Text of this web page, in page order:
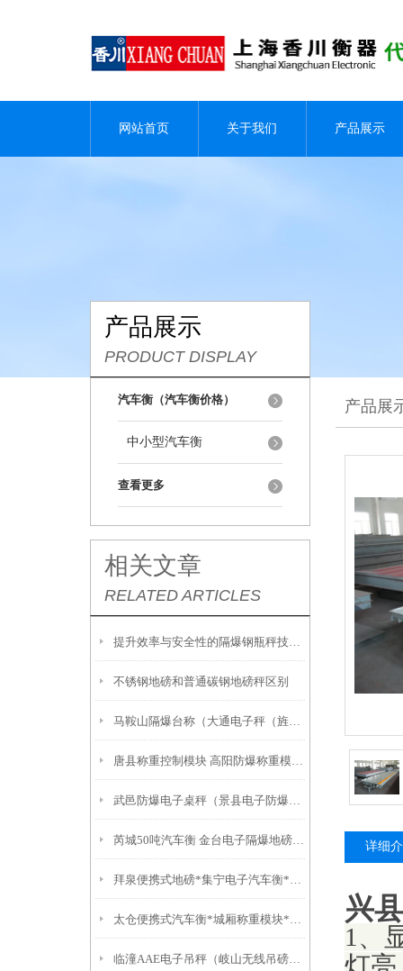
网站首页 关于我们 产品展示
产品展示
PRODUCT DISPLAY
汽车衡（汽车衡价格）
中小型汽车衡
查看更多
相关文章
RELATED ARTICLES
提升效率与安全性的隔爆钢瓶秤技术解析
不锈钢地磅和普通碳钢地磅秤区别
马鞍山隔爆台称（大通电子秤（旌德120吨汽车衡（和县吊钩称
唐县称重控制模块 高阳防爆称重模块 容城不锈钢反应釜称重模块
武邑防爆电子桌秤（景县电子防爆桌秤）故城防爆电子磅秤
芮城50吨汽车衡 金台电子隔爆地磅）陵川60吨地磅
拜泉便携式地磅*集宁电子汽车衡*齐齐哈尔称重模块*哈尔滨便携式地磅
太仓便携式汽车衡*城厢称重模块*浏河地磅*浮桥汽车衡*当湖地磅
临潼AAE电子吊秤（岐山无线吊磅）沁县50吨吊秤）
产品展
详细
兴
1、